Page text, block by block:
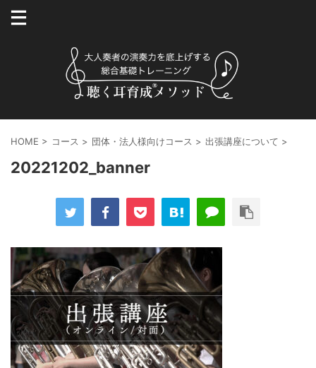
HOME > コース > 団体・法人様向けコース > 出張講座について >
20221202_banner